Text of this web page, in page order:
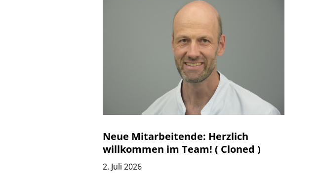
Neue Mitarbeitende: Herzlich
willkommen im Team! ( Cloned )
2. Juli 2026